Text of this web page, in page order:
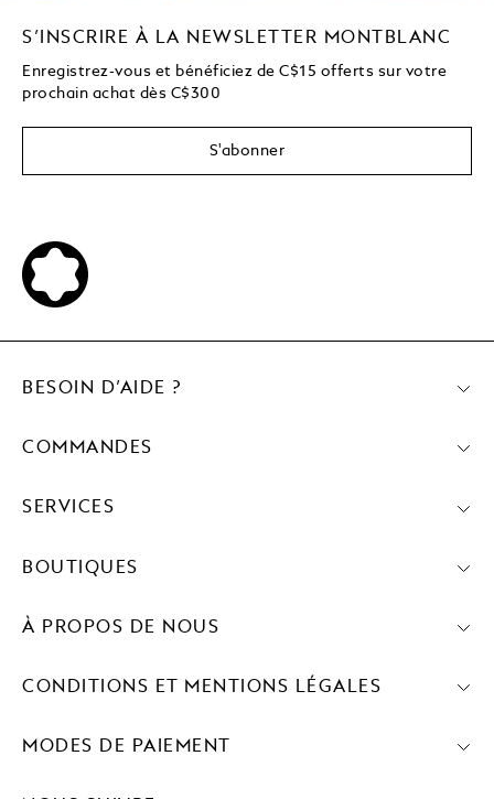
S’INSCRIRE À LA NEWSLETTER MONTBLANC
Enregistrez-vous et bénéficiez de C$15 offerts sur votre
prochain achat dès C$300
S'abonner
MODES DE PAIEMENT
BESOIN D’AIDE ?
COMMANDES
SERVICES
BOUTIQUES
À PROPOS DE NOUS
CONDITIONS ET MENTIONS LÉGALES